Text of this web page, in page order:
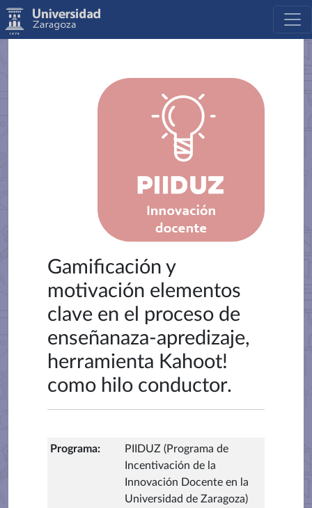
Gamificación y
motivación elementos
clave en el proceso de
enseñanaza-apredizaje,
herramienta Kahoot!
como hilo conductor.
Programa:
PIIDUZ (Programa de
Incentivación de la
Innovación Docente en la
Universidad de Zaragoza)